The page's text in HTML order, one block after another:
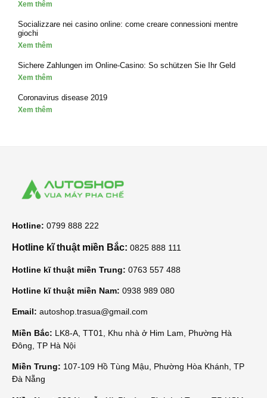
Xem thêm
Socializzare nei casino online: come creare connessioni mentre
giochi
Xem thêm
Sichere Zahlungen im Online-Casino: So schützen Sie Ihr Geld
Xem thêm
Coronavirus disease 2019
Xem thêm
Hotline: 0799 888 222
Hotline kĩ thuật miền Bắc: 0825 888 111
Hotline kĩ thuật miền Trung: 0763 557 488
Hotline kĩ thuật miền Nam: 0938 989 080
Email: autoshop.trasua@gmail.com
Miền Bắc: LK8-A, TT01, Khu nhà ở Him Lam, Phường Hà
Đông, TP Hà Nội
Miền Trung: 107-109 Hồ Tùng Mậu, Phường Hòa Khánh, TP
Đà Nẵng